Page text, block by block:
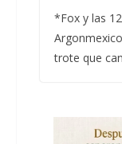
*Fox y las
trote que